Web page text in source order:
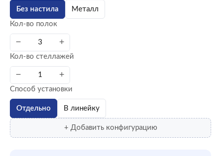
Без настила
Металл
Кол-во полок
− +
Кол-во стеллажей
− +
Способ установки
Отдельно В линейку
+ Добавить конфигурацию